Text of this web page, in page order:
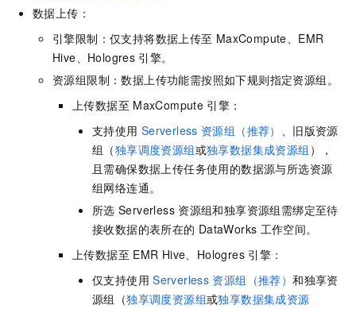
数据上传：
引擎限制：仅支持将数据上传至 MaxCompute、EMR
Hive、Hologres 引擎。
资源组限制：数据上传功能需按照如下规则指定资源组。
上传数据至 MaxCompute 引擎：
支持使用 Serverless 资源组（推荐） 、旧版资源
组（独享调度资源组或独享数据集成资源组 ），
且需确保数据上传任务使用的数据源与所选资源
组网络连通。
所选 Serverless 资源组和独享资源组需绑定至待
接收数据的表所在的 DataWorks 工作空间。
上传数据至 EMR Hive、Hologres 引擎：
仅支持使用 Serverless 资源组（推荐）和独享资
源组（独享调度资源组或独享数据集成资源